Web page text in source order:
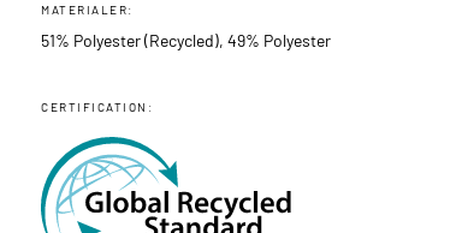
MATERIALER:
51% Polyester (Recycled), 49% Polyester
CERTIFICATION: